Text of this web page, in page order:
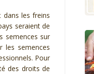
les freins
seraient de
semences sur
les semences
Pour
des droits de